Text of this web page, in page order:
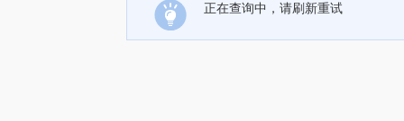
正在查询中，请刷新重试